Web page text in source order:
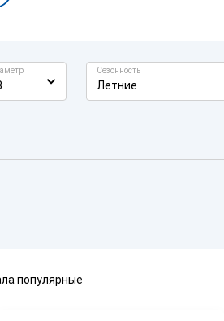
Сезонность
Летние
популярные